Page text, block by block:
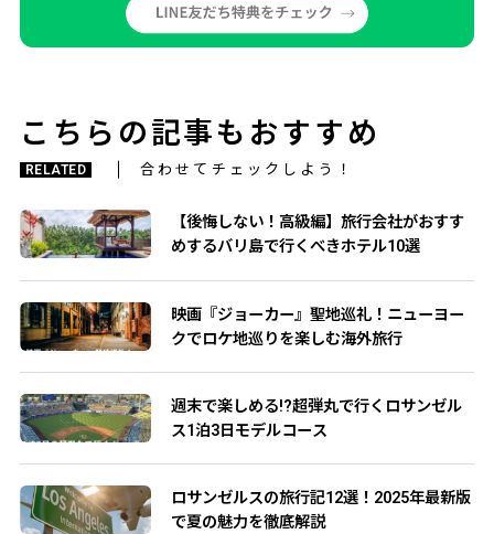
こちらの記事もおすすめ
RELATED 合わせてチェックしよう！
【後悔しない！高級編】旅行会社がおすす
めするバリ島で行くべきホテル10選
映画『ジョーカー』聖地巡礼！ニューヨー
クでロケ地巡りを楽しむ海外旅行
週末で楽しめる!?超弾丸で行くロサンゼル
ス1泊3日モデルコース
ロサンゼルスの旅行記12選！2025年最新版
で夏の魅力を徹底解説